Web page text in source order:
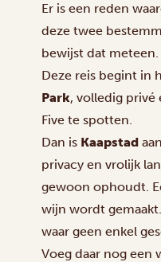
Er is een reden
deze twee
bewijst dat meteen.
Deze reis begint in
Park, volledig privé
Five te spotten.
Dan is Kaapstad
privacy en vrolijk
gewoon ophoudt.
wijn wordt
waar geen enkel
Voeg daar nog een